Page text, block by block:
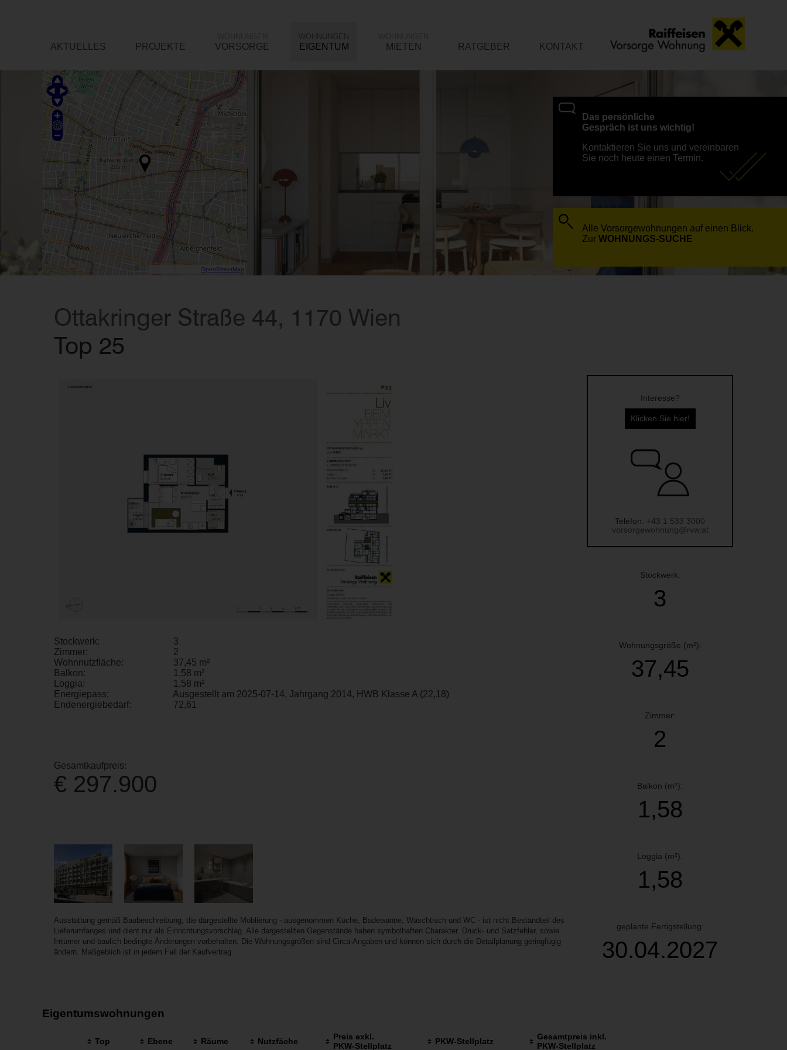
Das persönliche
Gespräch ist uns wichtig!
Kontaktieren Sie uns und vereinbaren
Sie noch heute einen Termin.
Alle Vorsorgewohnungen auf einen Blick.
Zur WOHNUNGS-SUCHE
AKTUELLES PROJEKTE VORSORGE EIGENTUM MIETEN RATGEBER KONTAKT
OpenStreetMap
Ottakringer Straße 44, 1170 Wien
Top 25
Interesse?
Klicken Sie hier!
Telefon: +43 1 533 3000
vorsorgewohnung@rvw.at
Stockwerk:
3
Wohnungsgröße (m²):
37,45
Zimmer:
2
Balkon (m²):
1,58
Loggia (m²):
1,58
geplante Fertigstellung:
30.04.2027
Stockwerk:
3
Zimmer:
2
Wohnnutzfläche:
37,45 m²
Balkon:
1,58 m²
Loggia:
1,58 m²
Energiepass:
Ausgestellt am 2025-07-14, Jahrgang 2014, HWB Klasse A (22,18)
Endenergiebedarf:
72,61
Gesamtkaufpreis:
€ 297.900
Ausstattung gemäß Baubeschreibung, die dargestellte Möblierung - ausgenommen Küche, Badewanne, Waschtisch und WC - ist nicht Bestandteil des
Lieferumfanges und dient nur als Einrichtungsvorschlag. Alle dargestellten Gegenstände haben symbolhaften Charakter. Druck- und Satzfehler, sowie
Irrtümer und baulich bedingte Änderungen vorbehalten. Die Wohnungsgrößen sind Circa-Angaben und können sich durch die Detailplanung geringfügig
ändern. Maßgeblich ist in jedem Fall der Kaufvertrag.
Eigentumswohnungen
Top Ebene Räume Nutzfäche
Preis exkl.
PKW-Stellplatz
PKW-Stellplatz
Gesamtpreis inkl.
PKW-Stellplatz